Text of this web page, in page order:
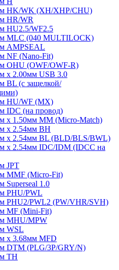
HK/WK (XH/XHP/CHU)
HR/WR
HU2.5/WF2.5
MLC (040 MULTILOCK)
AMPSEAL
NF (Nano-Fit)
OHU (OWF/OWF-R)
x 2.00мм USB 3.0
BL (с защелкой/
HU/WF (MX)
IDC (на провод)
х 1.50мм MM (Micro-Match)
х 2.54мм BH
х 2.54мм BL (BLD/BLS/BWL)
х 2.54мм IDC/IDM (IDCC на
JPT
MMF (Micro-Fit)
Superseal 1.0
PHU/PWL
PHU2/PWL2 (PW/VHR/SVH)
MF (Mini-Fit)
MHU/MPW
WSL
х 3.68мм MFD
DTM (PLG/3P/GRY/N)
TH